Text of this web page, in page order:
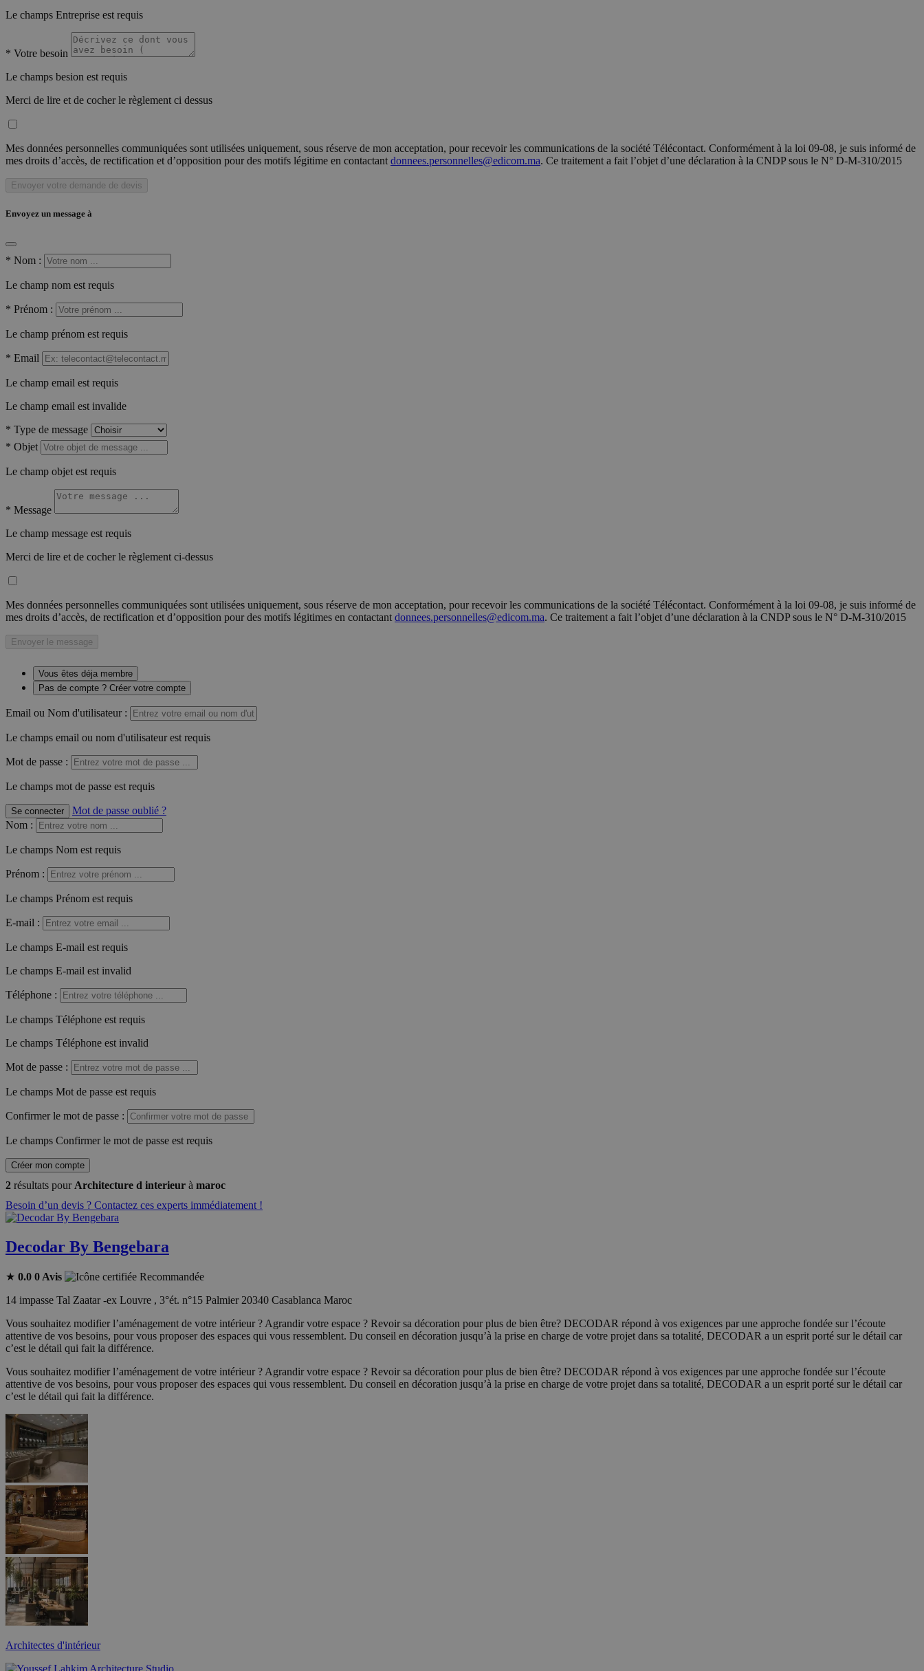
Le champs Entreprise est requis
* Votre besoin
Le champs besion est requis
Merci de lire et de cocher le règlement ci dessus
Mes données personnelles communiquées sont utilisées uniquement, sous réserve de mon acceptation, pour recevoir les communications de la société Télécontact. Conformément à la loi 09-08, je suis informé de
mes droits d’accès, de rectification et d’opposition pour des motifs légitime en contactant donnees.personnelles@edicom.ma. Ce traitement a fait l’objet d’une déclaration à la CNDP sous le N° D-M-310/2015
Envoyer votre demande de devis
Envoyez un message à
* Nom :
Le champ nom est requis
* Prénom :
Le champ prénom est requis
* Email
Le champ email est requis
Le champ email est invalide
* Type de message
* Objet
Le champ objet est requis
* Message
Le champ message est requis
Merci de lire et de cocher le règlement ci-dessus
Mes données personnelles communiquées sont utilisées uniquement, sous réserve de mon acceptation, pour recevoir les communications de la société Télécontact. Conformément à la loi 09-08, je suis informé de
mes droits d’accès, de rectification et d’opposition pour des motifs légitimes en contactant donnees.personnelles@edicom.ma. Ce traitement a fait l’objet d’une déclaration à la CNDP sous le N° D-M-310/2015
Envoyer le message
Vous êtes déja membre
Pas de compte ? Créer votre compte
Email ou Nom d'utilisateur :
Le champs email ou nom d'utilisateur est requis
Mot de passe :
Le champs mot de passe est requis
Se connecter
Mot de passe oublié ?
Nom :
Le champs Nom est requis
Prénom :
Le champs Prénom est requis
E-mail :
Le champs E-mail est requis
Le champs E-mail est invalid
Téléphone :
Le champs Téléphone est requis
Le champs Téléphone est invalid
Mot de passe :
Le champs Mot de passe est requis
Confirmer le mot de passe :
Le champs Confirmer le mot de passe est requis
Créer mon compte
2 résultats pour Architecture d interieur à maroc
Besoin d’un devis ? Contactez ces experts immédiatement !
Decodar By Bengebara
★ 0.0 0 Avis
Recommandée
14 impasse Tal Zaatar -ex Louvre , 3°ét. n°15 Palmier 20340 Casablanca Maroc
Vous souhaitez modifier l’aménagement de votre intérieur ? Agrandir votre espace ? Revoir sa décoration pour plus de bien être? DECODAR répond à vos exigences par une approche fondée sur l’écoute
attentive de vos besoins, pour vous proposer des espaces qui vous ressemblent. Du conseil en décoration jusqu’à la prise en charge de votre projet dans sa totalité, DECODAR a un esprit porté sur le détail car
c’est le détail qui fait la différence.
Vous souhaitez modifier l’aménagement de votre intérieur ? Agrandir votre espace ? Revoir sa décoration pour plus de bien être? DECODAR répond à vos exigences par une approche fondée sur l’écoute
attentive de vos besoins, pour vous proposer des espaces qui vous ressemblent. Du conseil en décoration jusqu’à la prise en charge de votre projet dans sa totalité, DECODAR a un esprit porté sur le détail car
c’est le détail qui fait la différence.
Architectes d'intérieur